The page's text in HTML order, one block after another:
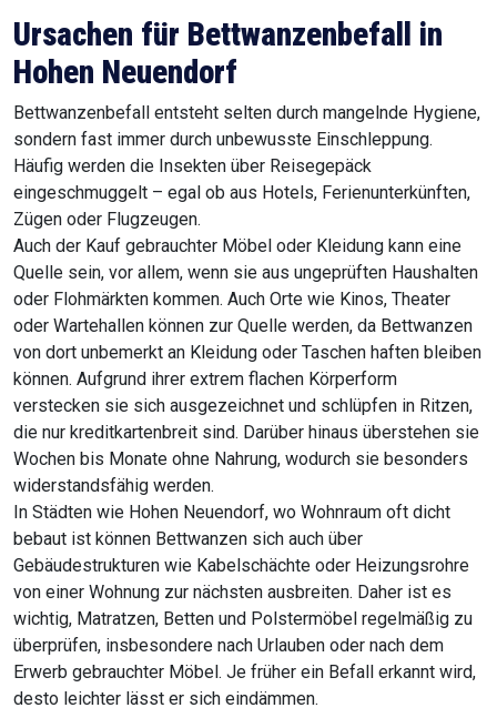
Ursachen für Bettwanzenbefall in
Hohen Neuendorf
Bettwanzenbefall entsteht selten durch mangelnde Hygiene,
sondern fast immer durch unbewusste Einschleppung.
Häufig werden die Insekten über Reisegepäck
eingeschmuggelt – egal ob aus Hotels, Ferienunterkünften,
Zügen oder Flugzeugen.
Auch der Kauf gebrauchter Möbel oder Kleidung kann eine
Quelle sein, vor allem, wenn sie aus ungeprüften Haushalten
oder Flohmärkten kommen. Auch Orte wie Kinos, Theater
oder Wartehallen können zur Quelle werden, da Bettwanzen
von dort unbemerkt an Kleidung oder Taschen haften bleiben
können. Aufgrund ihrer extrem flachen Körperform
verstecken sie sich ausgezeichnet und schlüpfen in Ritzen,
die nur kreditkartenbreit sind. Darüber hinaus überstehen sie
Wochen bis Monate ohne Nahrung, wodurch sie besonders
widerstandsfähig werden.
In Städten wie Hohen Neuendorf, wo Wohnraum oft dicht
bebaut ist können Bettwanzen sich auch über
Gebäudestrukturen wie Kabelschächte oder Heizungsrohre
von einer Wohnung zur nächsten ausbreiten. Daher ist es
wichtig, Matratzen, Betten und Polstermöbel regelmäßig zu
überprüfen, insbesondere nach Urlauben oder nach dem
Erwerb gebrauchter Möbel. Je früher ein Befall erkannt wird,
desto leichter lässt er sich eindämmen.